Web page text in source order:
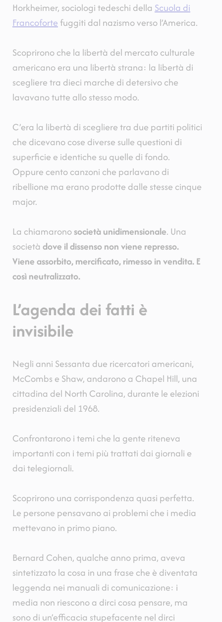
Horkheimer, sociologi tedeschi della Scuola di
Francofortefuggiti dal nazismo verso l’America.
Scoprirono che la libertà del mercato culturale
americano era una libertà strana: la libertà di
scegliere tra dieci marche di detersivo che
lavavano tutte allo stesso modo.
C’era la libertà di scegliere tra due partiti politici
che dicevano cose diverse sulle questioni di
superficie e identiche su quelle di fondo.
Oppure cento canzoni che parlavano di
ribellione ma erano prodotte dalle stesse cinque
major.
La chiamaronosocietà unidimensionale. Una
società dove il dissenso non viene represso.
Viene assorbito, mercificato, rimesso in vendita. E
così neutralizzato.
L’agenda dei fatti è
invisibile
Negli anni Sessanta due ricercatori americani,
McCombs e Shaw, andarono a Chapel Hill, una
cittadina del North Carolina, durante le elezioni
presidenziali del 1968.
Confrontarono i temi che la gente riteneva
importanti con i temi più trattati dai giornali e
dai telegiornali.
Scoprirono una corrispondenza quasi perfetta.
Le persone pensavano ai problemi che i media
mettevano in primo piano.
Bernard Cohen, qualche anno prima, aveva
sintetizzato la cosa in una frase che è diventata
leggenda nei manuali di comunicazione: i
media non riescono a dirci cosa pensare, ma
sono di un’efficacia stupefacente nel dirci